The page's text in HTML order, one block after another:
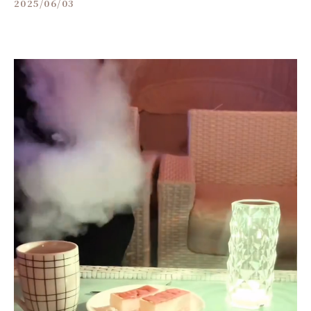
2025/06/03